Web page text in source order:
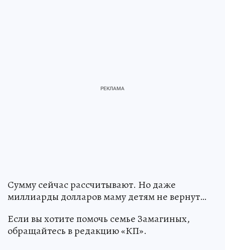
Сумму сейчас рассчитывают. Но даже
миллиарды долларов маму детям не вернут…
Если вы хотите помочь семье Замагиных,
обращайтесь в редакцию «КП».